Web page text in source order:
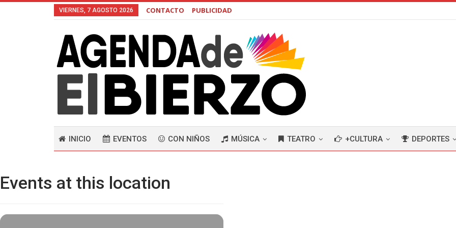
VIERNES, 7 AGOSTO 2026 CONTACTO PUBLICIDAD
INICIO EVENTOS CON NIÑOS MÚSICA TEATRO +CULTURA DEPORTES
Events at this location